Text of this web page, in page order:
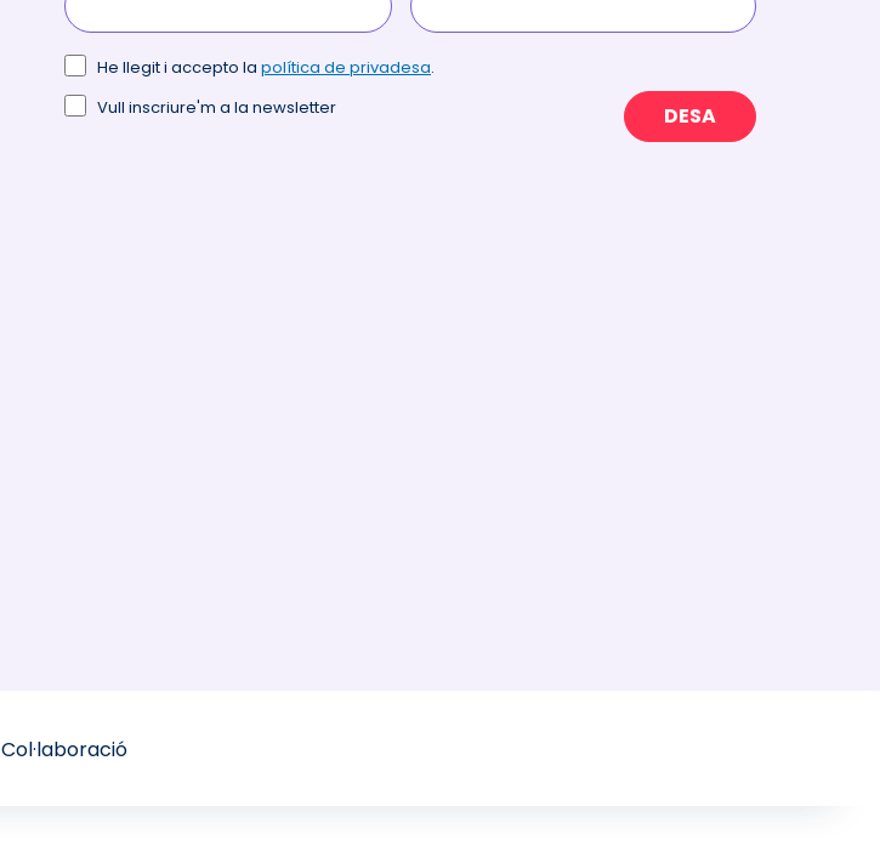
He llegit i accepto la política de privadesa.
Vull inscriure'm a la newsletter
DESA
Col·laboració